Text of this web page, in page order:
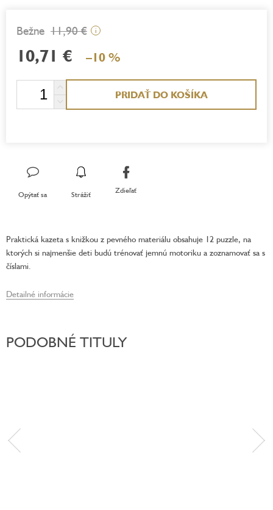
11,90 € i
10,71 € –10 %
PRIDAŤ DO KOŠÍKA
Opýtať sa Strážiť Zdieľať
Praktická kazeta s knižkou z pevného materiálu obsahuje 12 puzzle, na
ktorých si najmenšie deti budú trénovať jemnú motoriku a zoznamovať sa s
číslami.
Detailné informácie
PODOBNÉ TITULY